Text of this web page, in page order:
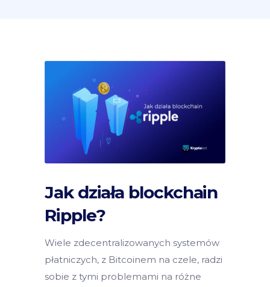
Jak działa blockchain
Ripple?
Wiele zdecentralizowanych systemów
płatniczych, z Bitcoinem na czele, radzi
sobie z tymi problemami na różne